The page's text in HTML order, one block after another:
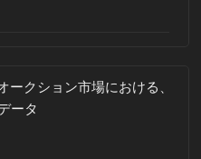
ークション市場における、
ータ